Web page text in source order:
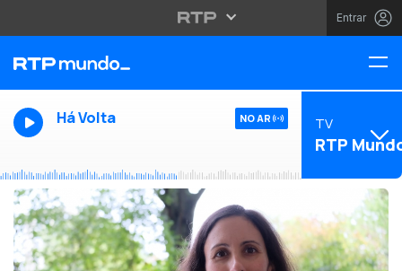
Entrar
Há Volta NO AR TV
RTP